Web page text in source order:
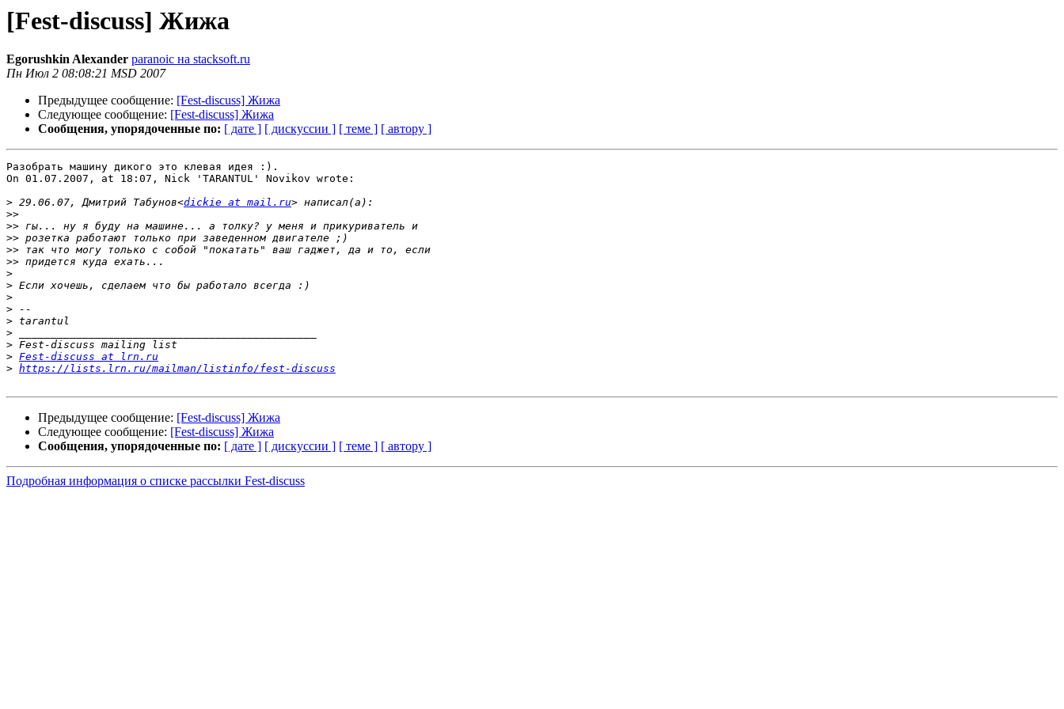
[Fest-discuss] Жижа
Egorushkin Alexander paranoic на stacksoft.ru
Пн Июл 2 08:08:21 MSD 2007
Предыдущее сообщение: [Fest-discuss] Жижа
Следующее сообщение: [Fest-discuss] Жижа
Сообщения, упорядоченные по: [ дате ] [ дискуссии ] [ теме ] [ автору ]
Разобрать машину дикого это клевая идея :).
On 01.07.2007, at 18:07, Nick 'TARANTUL' Novikov wrote:
> 29.06.07, Дмитрий Табунов<dickie at mail.ru
>>
>>
>>
>>
>>
>
>
>
>
>
>
>
> Fest-discuss at lrn.ru
> https://lists.lrn.ru/mailman/listinfo/fest-discuss
Предыдущее сообщение: [Fest-discuss] Жижа
Следующее сообщение: [Fest-discuss] Жижа
Сообщения, упорядоченные по: [ дате ] [ дискуссии ] [ теме ] [ автору ]
Подробная информация о списке рассылки Fest-discuss